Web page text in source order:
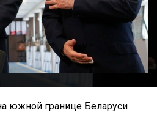
южной границе Беларуси